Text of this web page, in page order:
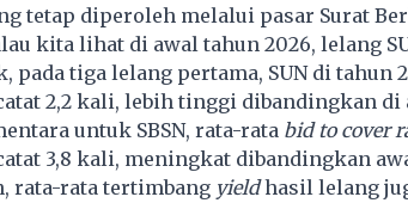
tetap diperoleh melalui pasar Surat
kita lihat di awal tahun 2026, lelang
pada tiga lelang pertama, SUN di tahun
2,2 kali, lebih tinggi dibandingkan di
untuk SBSN, rata-rata bid to cover
3,8 kali, meningkat dibandingkan
rata-rata tertimbang yieldhasil lelang